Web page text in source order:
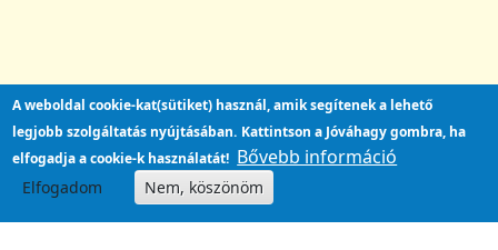
A weboldal cookie-kat(sütiket) használ, amik segítenek a lehető
legjobb szolgáltatás nyújtásában. Kattintson a Jóváhagy gombra, ha
elfogadja a cookie-k használatát! Bővebb információ
Elfogadom Nem, köszönöm